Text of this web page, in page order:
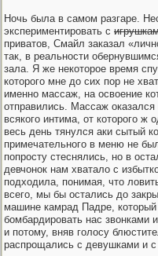
Ночь была в самом разгаре.
экспериментировать с
приватов, Смайл заказал
так, в реальности
зала. Я же некоторое время
которого мне до сих пор не
именно массаж, на освоение
отправились. Массаж
всякого интима, от которого ж
весь день тянулся аки сытый
примечательного в меню не
попросту стеснялись, но в
девчонок нам хватало с
подходила, понимая, что
всего, мы бы остались до
машине камрад Падре,
бомбардировать нас
и потому, вняв голосу
распрощались с девушками и